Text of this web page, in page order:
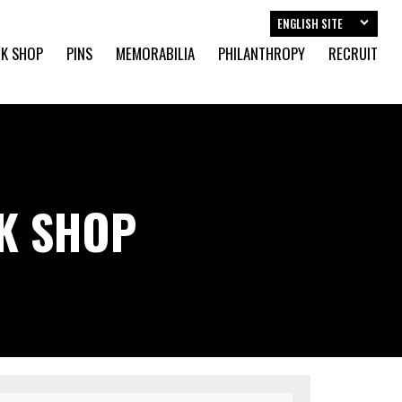
SHOP PINS MEMORABILIA PHILANTHROPY RECRUIT
ENGLISH SITE
SHOP